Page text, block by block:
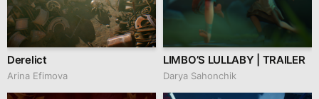
Derelict
Arina Efimova
LIMBO’S LULLABY | TRAILER
Darya Sahonchik